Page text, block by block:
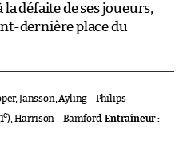
défaite de ses joueurs,
dernière place du
Jansson, Ayling – Philips –
e), Harrison – Bamford.Entraîneur :